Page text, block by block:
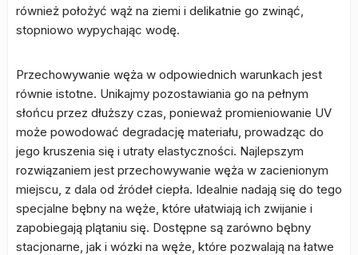
również położyć wąż na ziemi i delikatnie go zwinąć,
stopniowo wypychając wodę.
Przechowywanie węża w odpowiednich warunkach jest
równie istotne. Unikajmy pozostawiania go na pełnym
słońcu przez dłuższy czas, ponieważ promieniowanie UV
może powodować degradację materiału, prowadząc do
jego kruszenia się i utraty elastyczności. Najlepszym
rozwiązaniem jest przechowywanie węża w zacienionym
miejscu, z dala od źródeł ciepła. Idealnie nadają się do tego
specjalne bębny na węże, które ułatwiają ich zwijanie i
zapobiegają plątaniu się. Dostępne są zarówno bębny
stacjonarne, jak i wózki na węże, które pozwalają na łatwe